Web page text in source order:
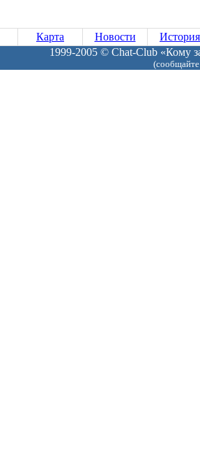
Карта Новости
История
1999-2005 © Chat-Club «Кому